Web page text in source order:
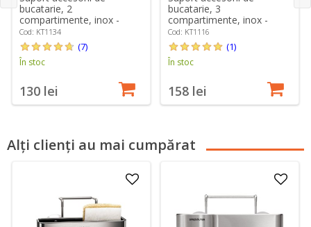
bucatarie, 2
compartimente, inox -
simplehuman
Cod: KT1134
(7)
În stoc
130 lei
bucatarie, 3
compartimente, inox -
simplehuman
Cod: KT1116
(1)
În stoc
158 lei
Alți clienți au mai cumpărat